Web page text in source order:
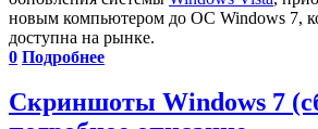
новым компьютером до ОС Windows 7,
доступна на рынке.
0 Подробнее
Скриншоты Windows 7